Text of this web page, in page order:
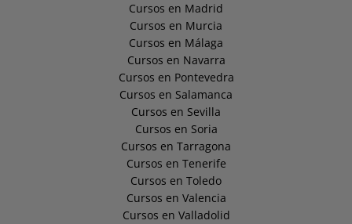
Cursos en Madrid
Cursos en Murcia
Cursos en Málaga
Cursos en Navarra
Cursos en Pontevedra
Cursos en Salamanca
Cursos en Sevilla
Cursos en Soria
Cursos en Tarragona
Cursos en Tenerife
Cursos en Toledo
Cursos en Valencia
Cursos en Valladolid